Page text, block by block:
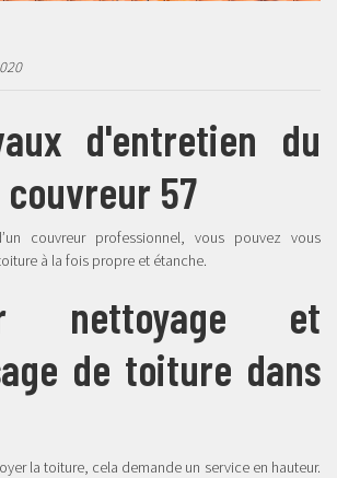
d'entretien du
57
couvreur professionnel, vous pouvez vous
à la fois propre et étanche.
nettoyage et
de toiture dans
la toiture, cela demande un service en hauteur.